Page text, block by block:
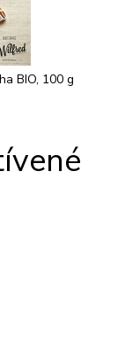
BIO, 100 g